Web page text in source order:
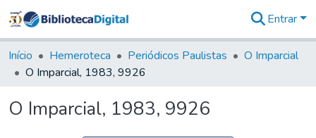
&
Coleções
Tudo na
Digital
Entrar
Início Hemeroteca Periódicos Paulistas
O Imparcial
O Imparcial, 1983, 9926
O Imparcial, 1983, 9926